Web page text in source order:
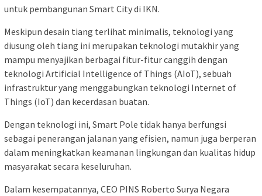
untuk pembangunan Smart City di IKN.
Meskipun desain tiang terlihat minimalis, teknologi yang
diusung oleh tiang ini merupakan teknologi mutakhir yang
mampu menyajikan berbagai fitur-fitur canggih dengan
teknologi Artificial Intelligence of Things (AIoT), sebuah
infrastruktur yang menggabungkan teknologi Internet of
Things (IoT) dan kecerdasan buatan.
Dengan teknologi ini, Smart Pole tidak hanya berfungsi
sebagai penerangan jalanan yang efisien, namun juga berperan
dalam meningkatkan keamanan lingkungan dan kualitas hidup
masyarakat secara keseluruhan.
Dalam kesempatannya, CEO PINS Roberto Surya Negara